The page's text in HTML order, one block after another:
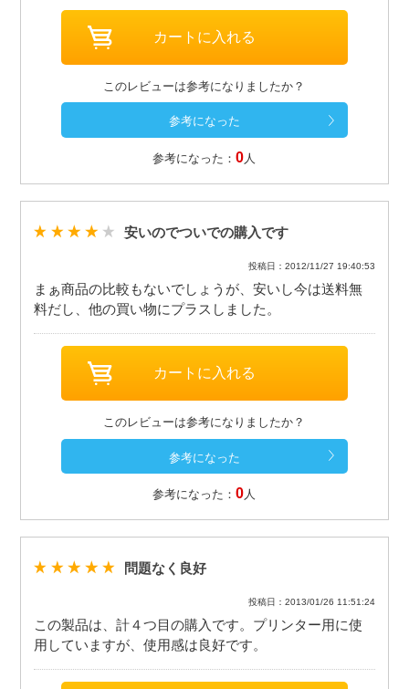
このレビューは参考になりましたか？
参考になった：0人
安いのでついでの購入です
投稿日：2012/11/27 19:40:53
まぁ商品の比較もないでしょうが、安いし今は送料無
料だし、他の買い物にプラスしました。
このレビューは参考になりましたか？
参考になった：0人
問題なく良好
投稿日：2013/01/26 11:51:24
この製品は、計４つ目の購入です。プリンター用に使
用していますが、使用感は良好です。